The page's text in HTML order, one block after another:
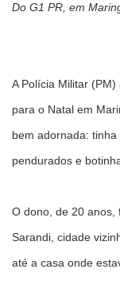
Do G1 PR, em
A Polícia Militar
para o Natal em
bem adornada:
pendurados e
O dono, de 20 anos,
Sarandi, cidade
até a casa onde